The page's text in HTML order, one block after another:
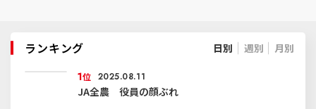
ランキング 日別 週別 月別
1位 2025.08.11
JA全農 役員の顔ぶれ